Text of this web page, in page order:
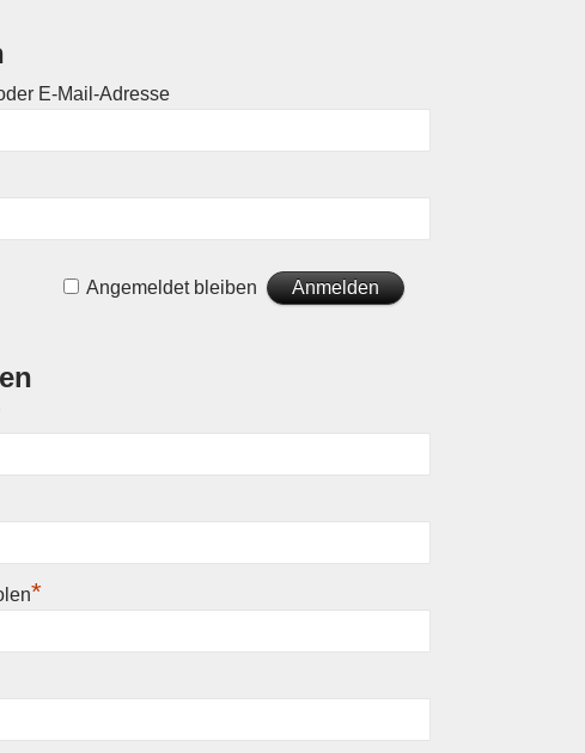
E-Mail-Adresse
Angemeldet bleiben
*